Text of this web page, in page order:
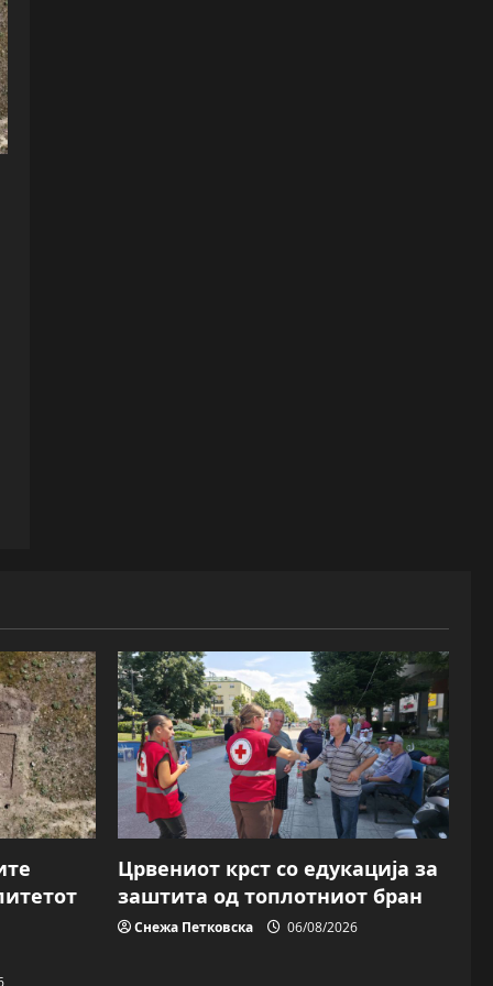
Црвениот крст со едукација за
заштита од топлотниот бран
Снежа Петковска 06/08/2026